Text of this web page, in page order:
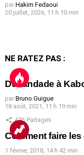
par Hakim Fedaoui
20 juillet, 2026, 11 h 10 min
NE RATEZ PAS :
Débandade à
par Bruno Guigue
18 août, 2021, 11 h 19 min
476 Partages
Comment faire
1 février, 2018, 14 h 42 min